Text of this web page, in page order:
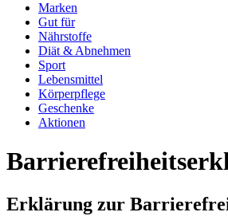
Marken
Gut für
Nährstoffe
Diät & Abnehmen
Sport
Lebensmittel
Körperpflege
Geschenke
Aktionen
Erklärung zur